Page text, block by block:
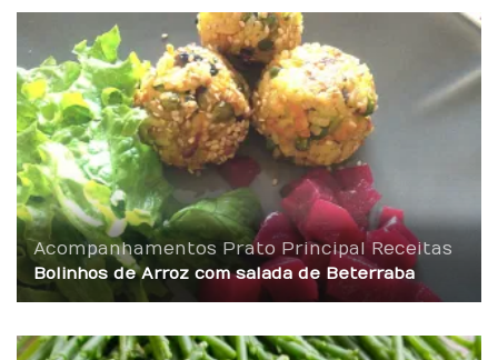
Acompanhamentos Prato Principal
Receitas
Bolinhos de Arroz com salada de Beterraba